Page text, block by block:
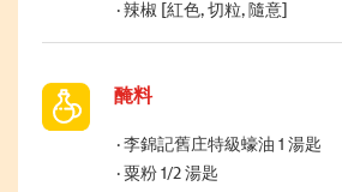
辣椒 [紅色, 切粒, 隨意]
醃料
李錦記舊庄特級蠔油 1 湯匙
粟粉 1/2 湯匙